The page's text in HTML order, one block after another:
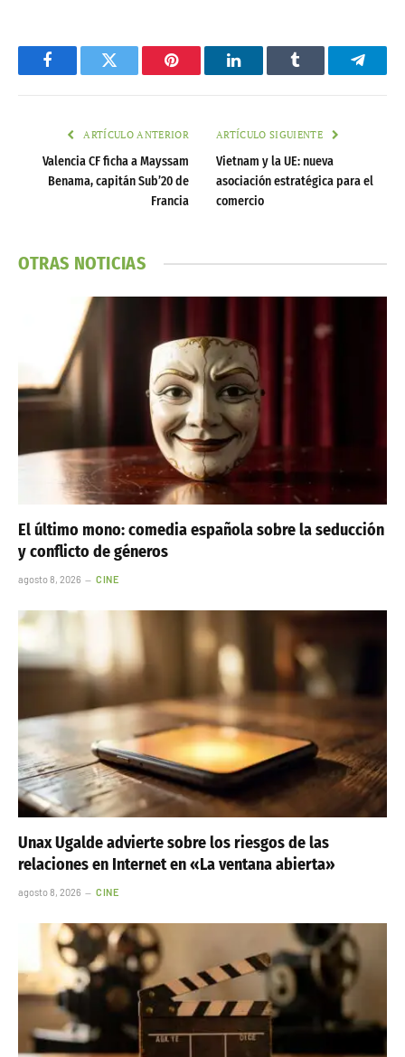
FacebookTwitter Pinterest LinkedInTumblr
ARTÍCULO ANTERIOR
Valencia CF ficha a Mayssam
Benama, capitán Sub’20 de
Francia
ARTÍCULO SIGUIENTE
Vietnam y la UE: nueva
asociación estratégica para el
comercio
OTRAS NOTICIAS
El último mono: comedia española sobre la seducción
y conflicto de géneros
agosto 8, 2026 CINE
Unax Ugalde advierte sobre los riesgos de las
relaciones en Internet en «La ventana abierta»
agosto 8, 2026 CINE